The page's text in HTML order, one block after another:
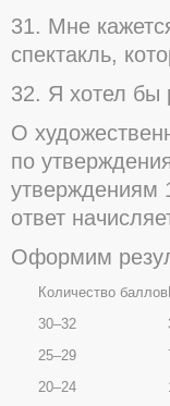
31. Мне
спектакль,
32. Я хотел бы
О
по
утверждениям
ответ
Оформим
Количество баллов
30–32
25–29
20–24